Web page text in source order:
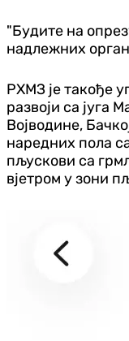
"Будите на
надлежних
РХМЗ је такође
развоји са југа
Војводине,
наредних пола
пљускови са
вјетром у зони